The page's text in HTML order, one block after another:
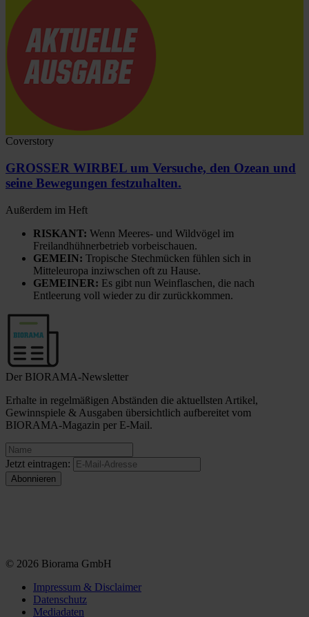
Coverstory
GROSSER WIRBEL um Versuche, den Ozean und
seine Bewegungen festzuhalten.
Außerdem im Heft
RISKANT: Wenn Meeres- und Wildvögel im
Freilandhühnerbetrieb vorbeischauen.
GEMEIN: Tropische Stechmücken fühlen sich in
Mitteleuropa inziwschen oft zu Hause.
GEMEINER: Es gibt nun Weinflaschen, die nach
Entleerung voll wieder zu dir zurückkommen.
Der BIORAMA-Newsletter
Erhalte in regelmäßigen Abständen die aktuellsten Artikel,
Gewinnspiele & Ausgaben übersichtlich aufbereitet vom
BIORAMA-Magazin per E-Mail.
Jetzt eintragen:
© 2026 Biorama GmbH
Impressum & Disclaimer
Datenschutz
Mediadaten